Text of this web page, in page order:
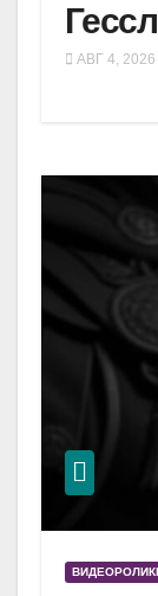
АВГ 4, 2026